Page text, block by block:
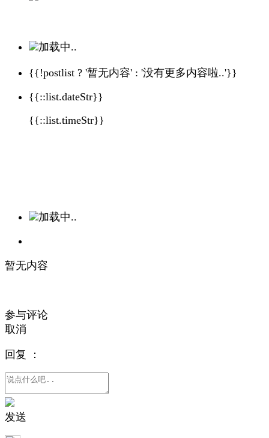
加载中..
{{!postlist ? '暂无内容' : '没有更多内容啦..'}}
{{::list.dateStr}}
{{::list.timeStr}}
加载中..
暂无内容
参与评论
取消
回复 ：
发送